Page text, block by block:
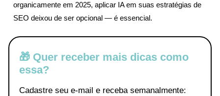
organicamente em 2025, aplicar IA em suas estratégias de
SEO deixou de ser opcional — é essencial.
🎁 Quer receber mais dicas como
essa?
Cadastre seu e-mail e receba semanalmente: